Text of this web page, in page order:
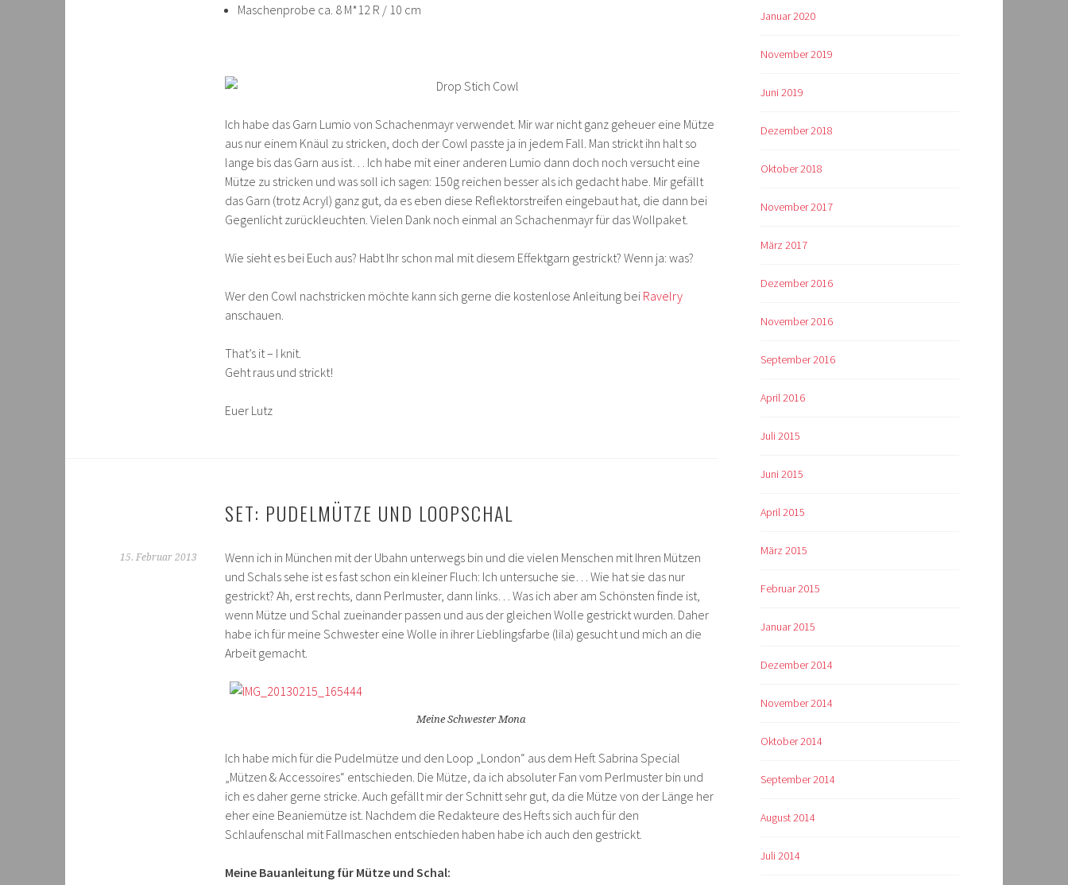
Maschenprobe ca. 8 M*12 R / 10 cm
Ich habe das Garn Lumio von Schachenmayr verwendet. Mir war nicht ganz geheuer eine Mütze
aus nur einem Knäul zu stricken, doch der Cowl passte ja in jedem Fall. Man strickt ihn halt so
lange bis das Garn aus ist… Ich habe mit einer anderen Lumio dann doch noch versucht eine
Mütze zu stricken und was soll ich sagen: 150g reichen besser als ich gedacht habe. Mir gefällt
das Garn (trotz Acryl) ganz gut, da es eben diese Reflektorstreifen eingebaut hat, die dann bei
Gegenlicht zurückleuchten. Vielen Dank noch einmal an Schachenmayr für das Wollpaket.
Wie sieht es bei Euch aus? Habt Ihr schon mal mit diesem Effektgarn gestrickt? Wenn ja: was?
Wer den Cowl nachstricken möchte kann sich gerne die kostenlose Anleitung bei Ravelry
anschauen.
That’s it – I knit.
Geht raus und strickt!
Euer Lutz
SET: PUDELMÜTZE UND LOOPSCHAL
15. Februar 2013
Wenn ich in München mit der Ubahn unterwegs bin und die vielen Menschen mit Ihren Mützen
und Schals sehe ist es fast schon ein kleiner Fluch: Ich untersuche sie… Wie hat sie das nur
gestrickt? Ah, erst rechts, dann Perlmuster, dann links… Was ich aber am Schönsten finde ist,
wenn Mütze und Schal zueinander passen und aus der gleichen Wolle gestrickt wurden. Daher
habe ich für meine Schwester eine Wolle in ihrer Lieblingsfarbe (lila) gesucht und mich an die
Arbeit gemacht.
Meine Schwester Mona
Ich habe mich für die Pudelmütze und den Loop „London“ aus dem Heft Sabrina Special
„Mützen & Accessoires“ entschieden. Die Mütze, da ich absoluter Fan vom Perlmuster bin und
ich es daher gerne stricke. Auch gefällt mir der Schnitt sehr gut, da die Mütze von der Länge her
eher eine Beaniemütze ist. Nachdem die Redakteure des Hefts sich auch für den
Schlaufenschal mit Fallmaschen entschieden haben habe ich auch den gestrickt.
Meine Bauanleitung für Mütze und Schal:
Januar 2020
November 2019
Juni 2019
Dezember 2018
Oktober 2018
November 2017
März 2017
Dezember 2016
November 2016
September 2016
April 2016
Juli 2015
Juni 2015
April 2015
März 2015
Februar 2015
Januar 2015
Dezember 2014
November 2014
Oktober 2014
September 2014
August 2014
Juli 2014